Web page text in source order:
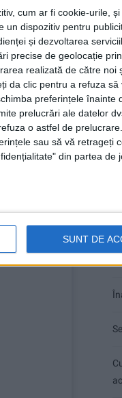
cum ar fi cookie-urile,
un dispozitiv pentru
și dezvoltarea
precise de geolocație
realizată de către noi
da clic pentru a refuza să
preferințele înainte
prelucrări ale datelor
o astfel de
sau să vă retrageți
din partea de
SUNT DE
în
publică în
prima